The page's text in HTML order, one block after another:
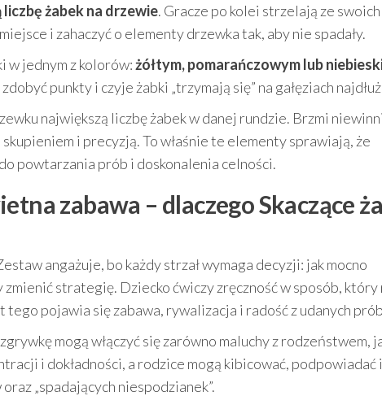
żabek na drzewie. Gracze po kolei strzelają ze swoich
i zahaczyć o elementy drzewka tak, aby nie spadały.
w jednym z kolorów:żółtym, pomarańczowym lub
punkty i czyje żabki „trzymają się” na gałęziach
największą liczbę żabek w danej rundzie. Brzmi
i precyzją. To właśnie te elementy sprawiają, że
powtarzania prób i doskonalenia celności.
zabawa – dlaczego Skaczące
angażuje, bo każdy strzał wymaga decyzji: jak mocno
strategię. Dziecko ćwiczy zręczność w sposób, który
pojawia się zabawa, rywalizacja i radość z udanych
mogą włączyć się zarówno maluchy z rodzeństwem,
i dokładności, a rodzice mogą kibicować, podpowiadać i
„spadających niespodzianek”.